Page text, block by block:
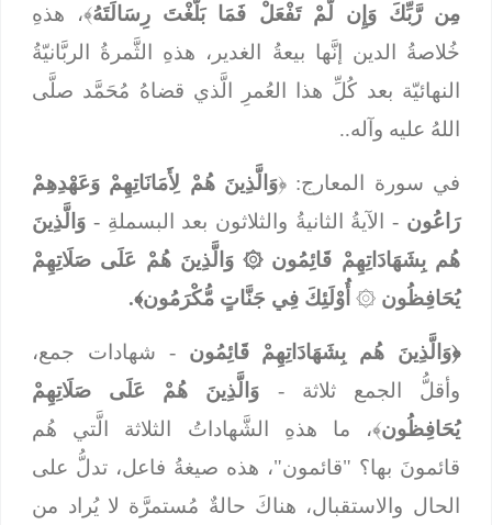
مِن رَّبِّكَ وَإِن لَّمْ تَفْعَلْ فَمَا بَلَّغْتَ رِسَالَتَهُ﴾، هذهِ
خُلاصةُ الدين إنَّها بيعةُ الغدير، هذهِ الثَّمرةُ الربَّانيّةُ
النهائيّة بعد كُلِّ هذا العُمرِ الَّذي قضاهُ مُحَمَّد صلَّى
اللهُ عليه وآله..
في سورة المعارج: ﴿وَالَّذِينَ هُمْ لِأَمَانَاتِهِمْ وَعَهْدِهِمْ
رَاعُون - الآيةُ الثانيةُ والثلاثون بعد البسملةِ - وَالَّذِينَ
هُم بِشَهَادَاتِهِمْ قَائِمُون ۞وَالَّذِينَ هُمْ عَلَى صَلَاتِهِمْ
يُحَافِظُون ۞ أُوْلَئِكَ فِي جَنَّاتٍ مُّكْرَمُون﴾.
﴿وَالَّذِينَ هُم بِشَهَادَاتِهِمْ قَائِمُون
- شهادات جمع،
وأقلُّ الجمع ثلاثة - وَالَّذِينَ هُمْ عَلَى صَلَاتِهِمْ
يُحَافِظُون﴾، ما هذهِ الشَّهاداتُ الثلاثة الَّتي هُم
قائمونَ بها؟ "قائمون"، هذه صيغةُ فاعل، تدلُّ على
الحال والاستقبال، هناكَ حالةٌ مُستمرَّة لا يُراد من